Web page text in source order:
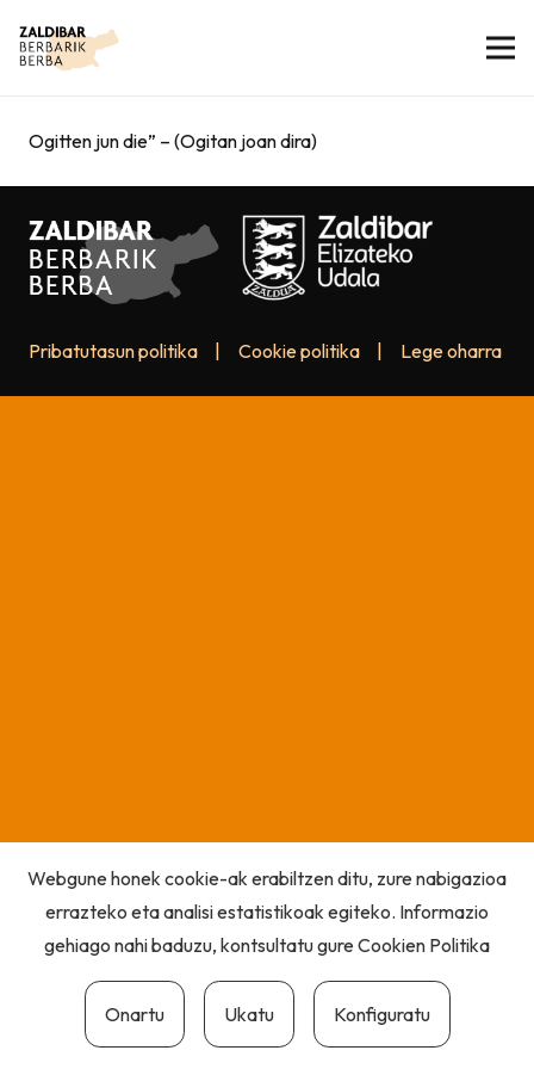
Ogitten jun die” – (Ogitan joan dira)
Pribatutasun politika Cookie politika Lege oharra
Webgune honek cookie-ak erabiltzen ditu, zure nabigazioa
errazteko eta analisi estatistikoak egiteko. Informazio
gehiago nahi baduzu, kontsultatu gureCookien Politika
Onartu Ukatu Konfiguratu